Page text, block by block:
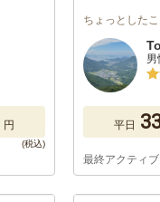
円
ちょっとした
平日
最終アクティ